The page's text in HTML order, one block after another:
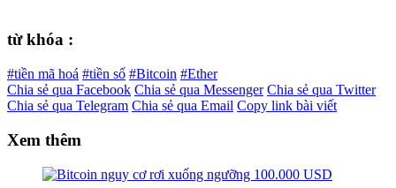
từ khóa :
#tiền mã hoá #tiền số #Bitcoin #Ether
Chia sẻ qua Facebook Chia sẻ qua Messenger Chia sẻ qua Twitter
Chia sẻ qua Telegram Chia sẻ qua Email Copy link bài viết
Xem thêm